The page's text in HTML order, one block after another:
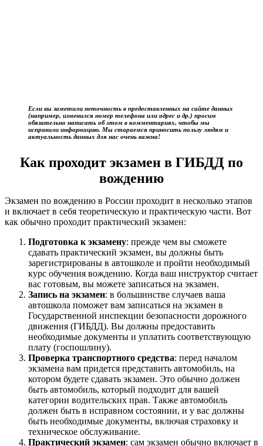
Если вы заметили неточность в предоставленных на сайте данных
(например, изменился номер телефона или адрес и др.) просим
обязательно написать об этом в комментариях, чтобы мы
исправили информацию. Мы стараемся приносить пользу людям и
актуальность данных для нас очень важна!
Как проходит экзамен в ГИБДД по
вождению
Экзамен по вождению в России проходит в несколько этапов
и включает в себя теоретическую и практическую части. Вот
как обычно проходит практический экзамен:
Подготовка к экзамену: прежде чем вы сможете
сдавать практический экзамен, вы должны быть
зарегистрированы в автошколе и пройти необходимый
курс обучения вождению. Когда ваш инструктор считает
вас готовым, вы можете записаться на экзамен.
Запись на экзамен: в большинстве случаев ваша
автошкола поможет вам записаться на экзамен в
Государственной инспекции безопасности дорожного
движения (ГИБДД). Вы должны предоставить
необходимые документы и уплатить соответствующую
плату (госпошлину).
Проверка транспортного средства: перед началом
экзамена вам придется представить автомобиль, на
котором будете сдавать экзамен. Это обычно должен
быть автомобиль, который подходит для вашей
категории водительских прав. Также автомобиль
должен быть в исправном состоянии, и у вас должны
быть необходимые документы, включая страховку и
техническое обслуживание.
Практический экзамен: сам экзамен обычно включает в